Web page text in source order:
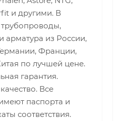
и другими. В
арматура из России,
Франции,
по лучшей цене.
гарантия.
Все
паспорта и
соответствия.